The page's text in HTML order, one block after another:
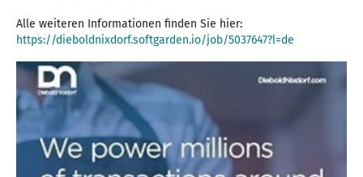
Alle weiteren Informationen finden Sie hier:
https://dieboldnixdorf.softgarden.io/job/5037647?l=de